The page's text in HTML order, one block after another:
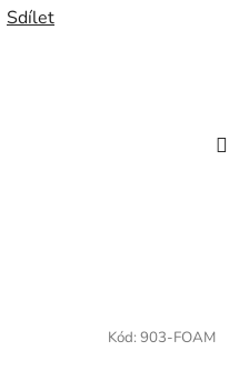
Sdílet
Kód: 903-FOAM